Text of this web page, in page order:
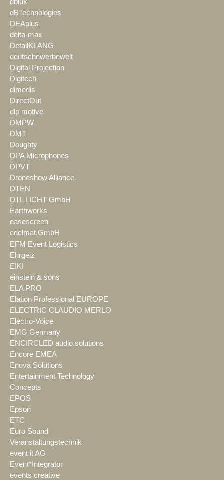
dBTechnologies
DEAplus
delta-max
DetailKLANG
deutschewerbewelt
Digital Projection
Digitech
dimedis
DirectOut
dlp motive
DMPW
DMT
Doughty
DPA Microphones
DPVT
Droneshow Alliance
DTEN
DTL LICHT GmbH
Earthworks
easescreen
edelmat.GmbH
EFM Event Logistics
Ehrgeiz
EIKI
einstein & sons
ELA PRO
Elation Professional EUROPE
ELECTRIC CLAUDIO MERLO
Electro-Voice
EMG Germany
ENCIRCLED audio.solutions
Encore EMEA
Enova Solutions
Entertainment Technology
Concepts
EPOS
Epson
ETC
Euro Sound
Veranstaltungstechnik
event it AG
Event*Integrator
events creative